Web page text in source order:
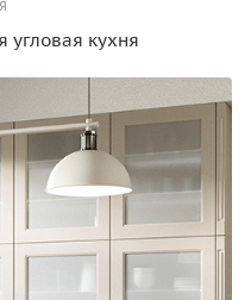
угловая кухня